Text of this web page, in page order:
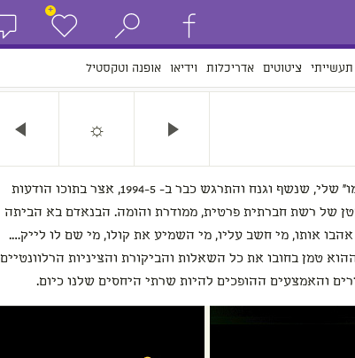
+
תעשייתי ציטוטים אדריכלות וידיאו אופנה וטקסטיל
☼
תראי, ה"דומו" שלי, שנשף וגנח והתרגש כבר ב- 1994-5, אצר בתוכו הודעות
של רשת חברתית פרטית, ממודרת והומה. הבנאדם בא הביתה
אותו, מי חשב עליו, מי השמיע את קולו, מי שם לו לייק….
טמן בחובו את כל השאלות והביקורת והציניות הרלוונטיים
והאמצעים ההופכים להיות שרתי היחסים שלנו כיום.